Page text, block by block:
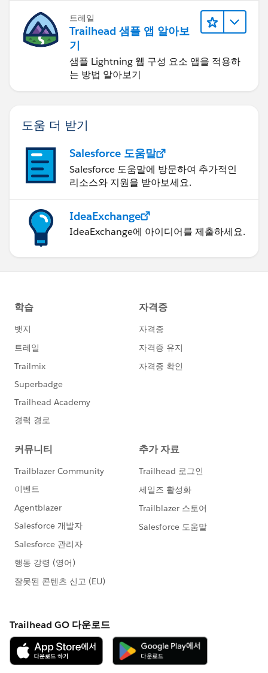
트레일
Trailhead 샘플 앱 알아보
기
샘플 Lightning 웹 구성 요소 앱을 적용하
는 방법 알아보기
도움 더 받기
Salesforce 도움말
Salesforce 도움말에 방문하여 추가적인
리소스와 지원을 받아보세요.
IdeaExchange
IdeaExchange에 아이디어를 제출하세요.